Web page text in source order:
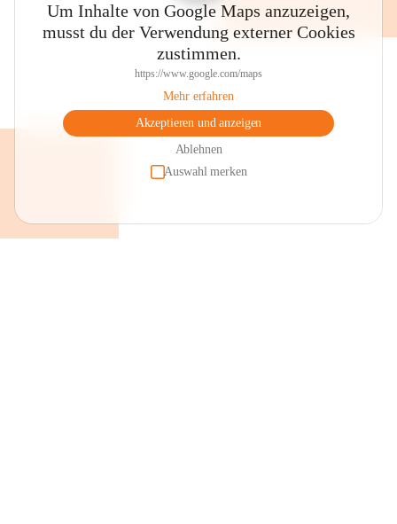
Um Inhalte von Google Maps anzuzeigen,
musst du der Verwendung externer Cookies
zustimmen.
https://www.google.com/maps
Mehr erfahren
Akzeptieren und anzeigen
Ablehnen
Auswahl merken